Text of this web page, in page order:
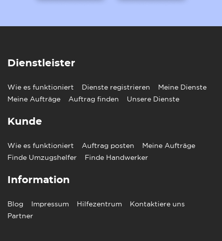
Dienstleister
Wie es funktioniert Dienste registrieren
Meine Dienste
Meine Aufträge
Auftrag finden Unsere Dienste
Kunde
Wie es funktioniert Auftrag posten
Meine Aufträge
Finde Umzugshelfer
Finde Handwerker
Information
Blog Impressum Hilfezentrum
Kontaktiere uns
Partner